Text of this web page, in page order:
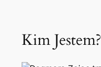
Kim Jestem?